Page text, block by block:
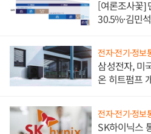
[여론조사꽃]
30.5%·김민
전자·전기·정보
삼성전자, 미
온 히트펌프
전자·전기·정보
SK하이닉스